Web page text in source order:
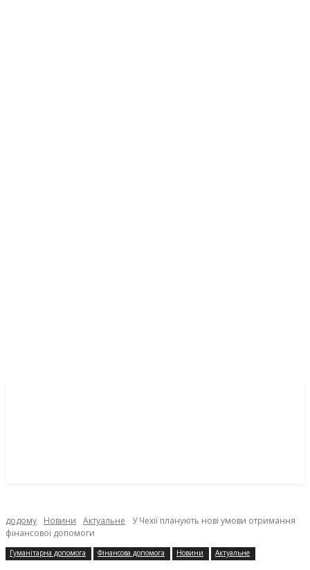
додому Новини Актуальне
У Чехії планують нові умови отримання
фінансової допомоги
Гуманітарна допомога Фінансова допомога Новини Актуальне